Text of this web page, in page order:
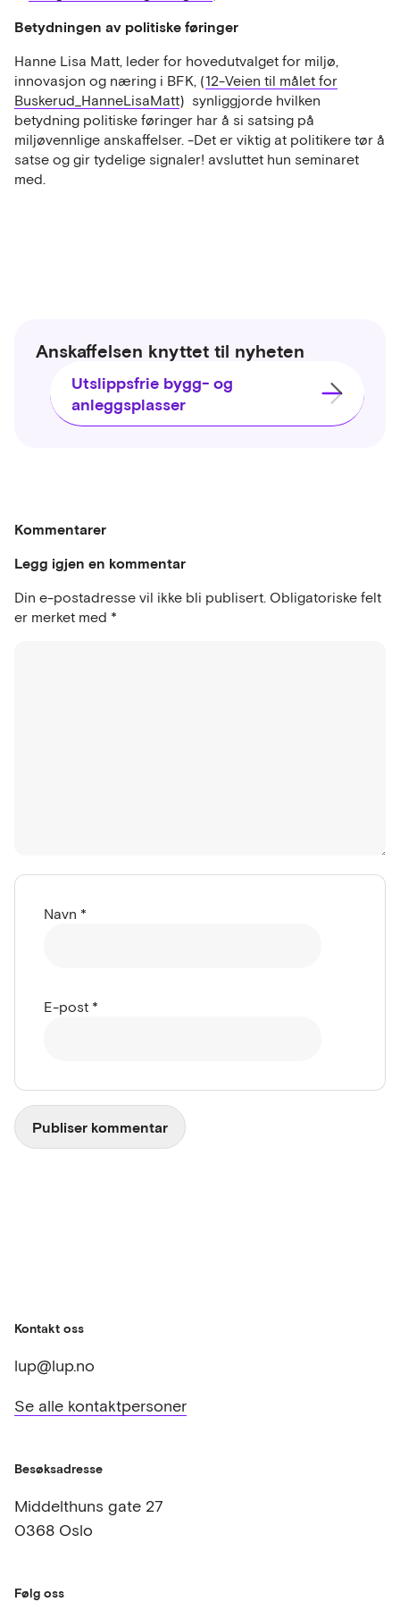
Betydningen av politiske føringer
Hanne Lisa Matt, leder for hovedutvalget for miljø,
innovasjon og næring i BFK, (12-Veien til målet for
Buskerud_HanneLisaMatt) synliggjorde hvilken
betydning politiske føringer har å si satsing på
miljøvennlige anskaffelser. -Det er viktig at politikere tør å
satse og gir tydelige signaler! avsluttet hun seminaret
med.
Anskaffelsen knyttet til nyheten
Utslippsfrie bygg- og
anleggsplasser
Kommentarer
Legg igjen en kommentar
Din e-postadresse vil ikke bli publisert. Obligatoriske felt
er merket med *
Navn *
E-post *
Kontakt oss
lup@lup.no
Se alle kontaktpersoner
Besøksadresse
Middelthuns gate 27
0368 Oslo
Følg oss